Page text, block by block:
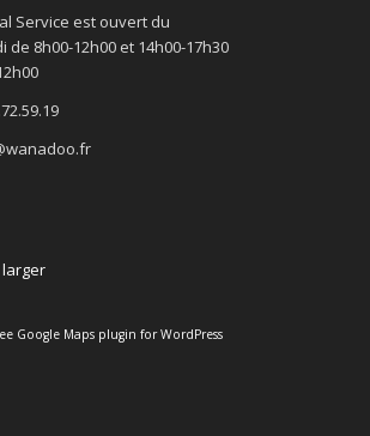
Service est ouvert du
de 8h00-12h00 et 14h00-17h30
Google Maps plugin for WordPress